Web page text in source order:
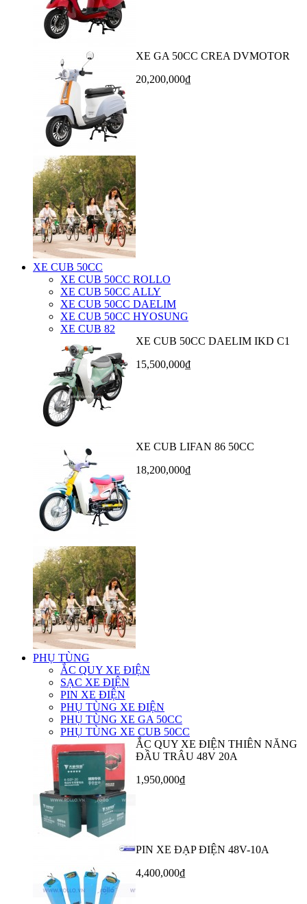
XE GA 50CC CREA DVMOTOR
20,200,000₫
XE CUB 50CC
XE CUB 50CC ROLLO
XE CUB 50CC ALLY
XE CUB 50CC DAELIM
XE CUB 50CC HYOSUNG
XE CUB 82
XE CUB 50CC DAELIM IKD C1
15,500,000₫
XE CUB LIFAN 86 50CC
18,200,000₫
PHỤ TÙNG
ẮC QUY XE ĐIỆN
SẠC XE ĐIỆN
PIN XE ĐIỆN
PHỤ TÙNG XE ĐIỆN
PHỤ TÙNG XE GA 50CC
PHỤ TÙNG XE CUB 50CC
ẮC QUY XE ĐIỆN THIÊN NĂNG
ĐẦU TRÂU 48V 20A
1,950,000₫
PIN XE ĐẠP ĐIỆN 48V-10A
4,400,000₫